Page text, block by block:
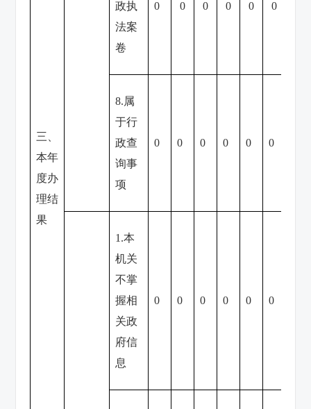
三、
本年
度办
理结
果
政执
法案
卷
0 0 0 0 0 0
8.属
于行
政查
询事
项
0 0 0 0 0 0
1.本
机关
不掌
握相
关政
府信
息
0 0 0 0 0 0